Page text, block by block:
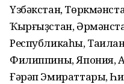
Үзбәкстан,
Ҡырғыҙстан,
Республикаһы,
Филиппины, Япония,
Ғәрәп Эмираттары,